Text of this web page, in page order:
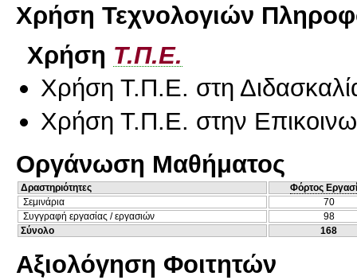
Χρήση Τεχνολογιών
Χρήση Τ.Π.Ε.
Χρήση Τ.Π.Ε. στη
Χρήση Τ.Π.Ε. στην
Οργάνωση Μαθήματος
Δραστηριότητες
Φόρτος
Σεμινάρια
70
Συγγραφή εργασίας / εργασιών
98
Σύνολο
168
Αξιολόγηση Φοιτητών